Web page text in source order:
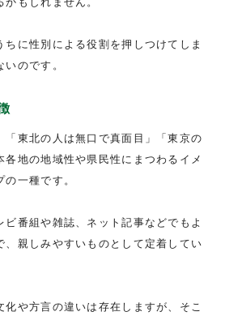
ちに性別による役割を押しつけてしま
のです。
「東北の人は無口で真面目」「東京の
各地の地域性や県民性にまつわるイメ
一種です。
ビ番組や雑誌、ネット記事などでもよ
、親しみやすいものとして定着してい
化や方言の違いは存在しますが、そこ